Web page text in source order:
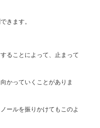
きます。
ることによって、止まって
かっていくことがありま
ールを振りかけてもこのよ